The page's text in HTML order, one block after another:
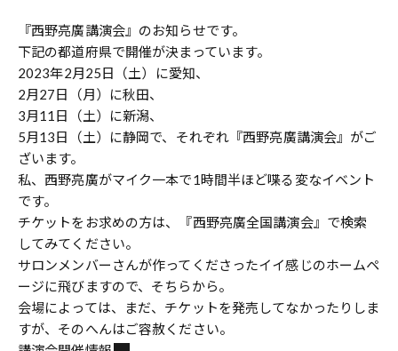
『西野亮廣講演会』のお知らせです。
下記の都道府県で開催が決まっています。
2023年2月25日（土）に愛知、
2月27日（月）に秋田、
3月11日（土）に新潟、
5月13日（土）に静岡で、それぞれ『西野亮廣講演会』がご
ざいます。
私、西野亮廣がマイク一本で1時間半ほど喋る変なイベント
です。
チケットをお求めの方は、『西野亮廣全国講演会』で検索
してみてください。
サロンメンバーさんが作ってくださったイイ感じのホームペ
ージに飛びますので、そちらから。
会場によっては、まだ、チケットを発売してなかったりしま
すが、そのへんはご容赦ください。